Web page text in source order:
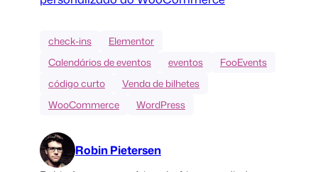
check-ins
Elementor
Calendários de eventos
eventos
FooEvents
código curto
Venda de bilhetes
WooCommerce
WordPress
Robin Pietersen